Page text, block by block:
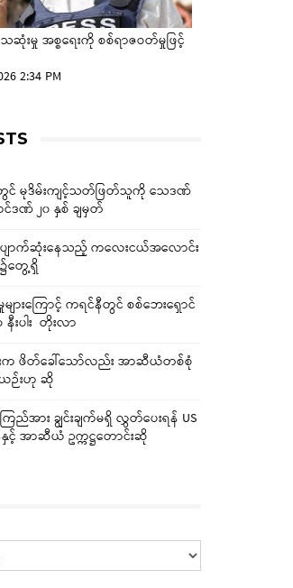
းမှု အစ္စရေးကို စစ်ရာဇဝတ်မှုဖြင့်
2:34 PM
တွင် မုဒိမ်းကျင့်သတ်ဖြတ်သူကို သေဒဏ်
ဒဏ် ၂၀ နှစ် ချမှတ်
ျောက်ဆုံးနေသည့် ကလေးငယ်အလောင်း
တွေ့ရှိ
ျားကြောင့် ကရင်နီတွင် စစ်ဘေးရှောင်
းပါး တိုးလာ
ဖိတ်ခေါ်သော်လည်း အာဆီယံတစ်စုံ
ဉ်းဟု ဆို
ြည်အား ချွင်းချက်မရှိ လွှတ်ပေးရန် US
နနှင့် အာဆီယံ ဥက္ကဋ္ဌတောင်းဆို